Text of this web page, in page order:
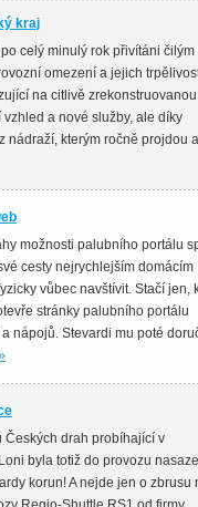
kraj
celý minulý rok přivítáni čilým
omezení a jejich
na citlivě
a nové služby, ale díky
nádraží, kterým ročně projdou
možnosti palubního portálu
cesty nejrychlejším domácím
vůbec navštívit. Stačí jen,
stránky palubního portálu
nápojů. Stevardi mu poté
Českých drah probíhající v
byla totiž do provozu
korun! A nejde jen o zbrusu